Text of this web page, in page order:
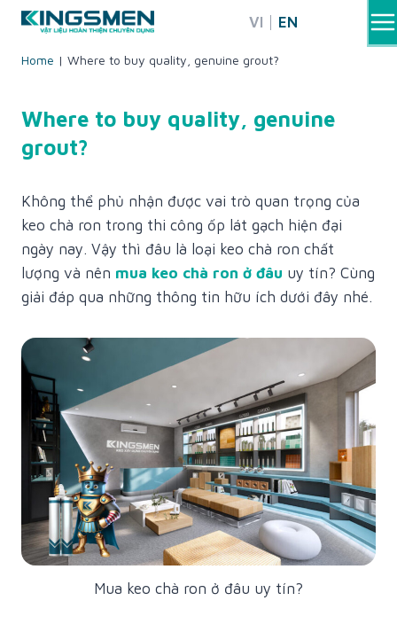
Skip
content
VI EN
Home | Where to buy quality, genuine grout?
Where to buy quality, genuine
grout?
Không thể phủ nhận được vai trò quan trọng của
keo chà ron trong thi công ốp lát gạch hiện đại
ngày nay. Vậy thì đâu là loại keo chà ron chất
lượng và nên mua keo chà ron ở đâu uy tín? Cùng
giải đáp qua những thông tin hữu ích dưới đây nhé.
Mua keo chà ron ở đâu uy tín?